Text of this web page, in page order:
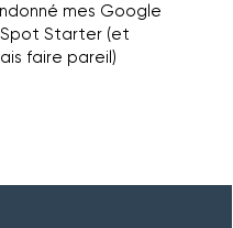
mes Google
Starter (et
faire pareil)